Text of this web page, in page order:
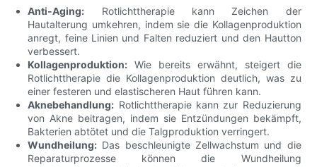
Anti-Aging: Rotlichttherapie kann Zeichen der
Hautalterung umkehren, indem sie die Kollagenproduktion
anregt, feine Linien und Falten reduziert und den Hautton
verbessert.
Kollagenproduktion: Wie bereits erwähnt, steigert die
Rotlichttherapie die Kollagenproduktion deutlich, was zu
einer festeren und elastischeren Haut führen kann.
Aknebehandlung: Rotlichttherapie kann zur Reduzierung
von Akne beitragen, indem sie Entzündungen bekämpft,
Bakterien abtötet und die Talgproduktion verringert.
Wundheilung: Das beschleunigte Zellwachstum und die
Reparaturprozesse können die Wundheilung